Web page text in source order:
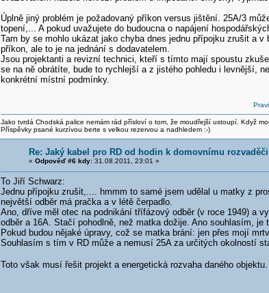
Úplně jiný problém je požadovaný příkon versus jištění. 25A/3
topení,... A pokud uvažujete do budoucna o napájení
Tam by se mohlo ukázat jako chyba dnes jednu přípojku zrušit a
příkon, ale to je na jednání s dodavatelem.
Jsou projektanti a revizní technici, kteří s tímto mají spoustu
se na ně obrátíte, bude to rychlejší a z jistého pohledu i levnější,
konkrétní místní podmínky.
Jako tvrdá Chodská palice nemám rád přísloví o tom, že moudřejší ustoupí. Když
Příspěvky psané kurzívou berte s velkou rezervou a nadhledem :-)
Re: Jaký kabel pro RD od hodin k domovnímu
« Odpověď #6 kdy:31.08.2011, 23:01 »
To Jiří Schwarz:
Jednu přípojku zrušit,.... hmmm to samé jsem udělal u matky z
největší odběr má pračka a v létě čerpadlo.
Ano, dříve měl otec na podnikání třífázový odběr (v roce 1949) a
odběr a 16A. Stačí pohodlně, než matka dožije. Ano souhlasím,
Pokud budou nějaké úpravy, což se matka brání: jen přes mojí
Souhlasím s tím v RD může a nemusí 25A za určitých okolností
Toto však musí řešit projekt a energetická rozvaha daného objektu.